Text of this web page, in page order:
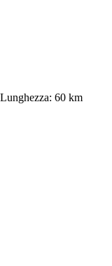
Lunghezza: 60 km